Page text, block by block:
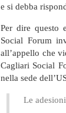
e si debba
Per dire questo
Social Forum
all’appello che
Cagliari Social
nella sede
Le